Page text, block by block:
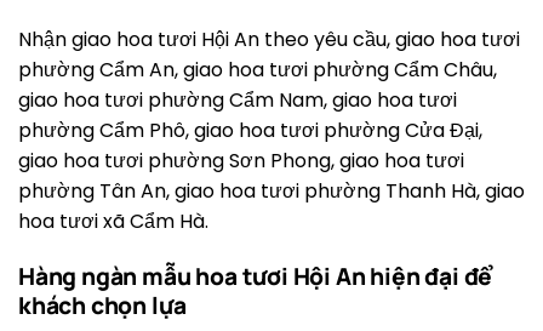
Nhận giao hoa tươi Hội An theo yêu cầu, giao hoa tươi
phường Cẩm An, giao hoa tươi phường Cẩm Châu,
giao hoa tươi phường Cẩm Nam, giao hoa tươi
phường Cẩm Phô, giao hoa tươi phường Cửa Đại,
giao hoa tươi phường Sơn Phong, giao hoa tươi
phường Tân An, giao hoa tươi phường Thanh Hà, giao
hoa tươi xã Cẩm Hà.
Hàng ngàn mẫu hoa tươi Hội An hiện đại để
khách chọn lựa